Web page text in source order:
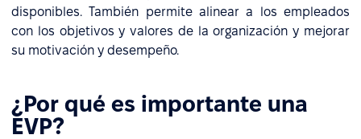
disponibles. También permite alinear a los empleados
con los objetivos y valores de la organización y mejorar
su motivación y desempeño.
¿Por qué es importante una
EVP?